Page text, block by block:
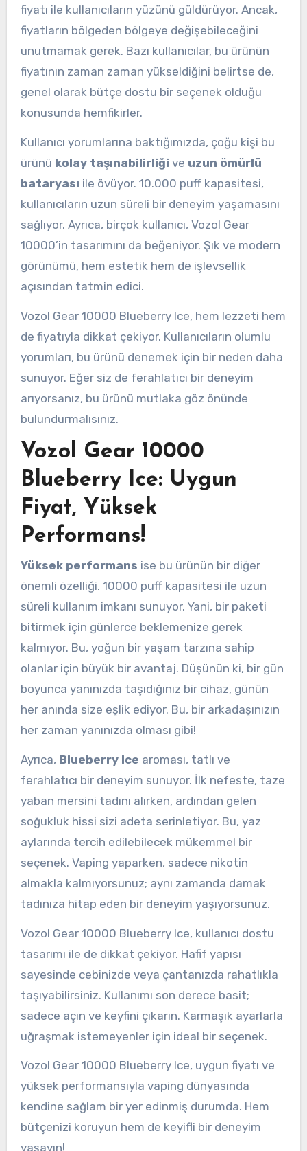
fiyatı ile kullanıcıların yüzünü güldürüyor. Ancak,
fiyatların bölgeden bölgeye değişebileceğini
unutmamak gerek. Bazı kullanıcılar, bu ürünün
fiyatının zaman zaman yükseldiğini belirtse de,
genel olarak bütçe dostu bir seçenek olduğu
konusunda hemfikirler.
Kullanıcı yorumlarına baktığımızda, çoğu kişi bu
ürünü kolay taşınabilirliği ve uzun ömürlü
bataryası ile övüyor. 10.000 puff kapasitesi,
kullanıcıların uzun süreli bir deneyim yaşamasını
sağlıyor. Ayrıca, birçok kullanıcı, Vozol Gear
10000’in tasarımını da beğeniyor. Şık ve modern
görünümü, hem estetik hem de işlevsellik
açısından tatmin edici.
Vozol Gear 10000 Blueberry Ice, hem lezzeti hem
de fiyatıyla dikkat çekiyor. Kullanıcıların olumlu
yorumları, bu ürünü denemek için bir neden daha
sunuyor. Eğer siz de ferahlatıcı bir deneyim
arıyorsanız, bu ürünü mutlaka göz önünde
bulundurmalısınız.
Vozol Gear 10000
Blueberry Ice: Uygun
Fiyat, Yüksek
Performans!
Yüksek performans ise bu ürünün bir diğer
önemli özelliği. 10000 puff kapasitesi ile uzun
süreli kullanım imkanı sunuyor. Yani, bir paketi
bitirmek için günlerce beklemenize gerek
kalmıyor. Bu, yoğun bir yaşam tarzına sahip
olanlar için büyük bir avantaj. Düşünün ki, bir gün
boyunca yanınızda taşıdığınız bir cihaz, günün
her anında size eşlik ediyor. Bu, bir arkadaşınızın
her zaman yanınızda olması gibi!
Ayrıca, Blueberry Ice aroması, tatlı ve
ferahlatıcı bir deneyim sunuyor. İlk nefeste, taze
yaban mersini tadını alırken, ardından gelen
soğukluk hissi sizi adeta serinletiyor. Bu, yaz
aylarında tercih edilebilecek mükemmel bir
seçenek. Vaping yaparken, sadece nikotin
almakla kalmıyorsunuz; aynı zamanda damak
tadınıza hitap eden bir deneyim yaşıyorsunuz.
Vozol Gear 10000 Blueberry Ice, kullanıcı dostu
tasarımı ile de dikkat çekiyor. Hafif yapısı
sayesinde cebinizde veya çantanızda rahatlıkla
taşıyabilirsiniz. Kullanımı son derece basit;
sadece açın ve keyfini çıkarın. Karmaşık ayarlarla
uğraşmak istemeyenler için ideal bir seçenek.
Vozol Gear 10000 Blueberry Ice, uygun fiyatı ve
yüksek performansıyla vaping dünyasında
kendine sağlam bir yer edinmiş durumda. Hem
bütçenizi koruyun hem de keyifli bir deneyim
yaşayın!